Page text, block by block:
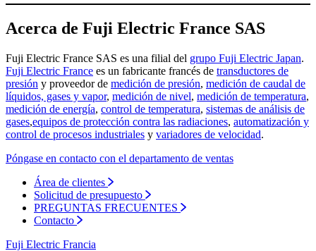
Acerca de Fuji Electric France SAS
Fuji Electric France SAS es una filial del grupo Fuji Electric Japan.
Fuji Electric France es un fabricante francés de transductores de
presión y proveedor de medición de presión, medición de caudal de
líquidos, gases y vapor, medición de nivel, medición de temperatura,
medición de energía, control de temperatura, sistemas de análisis de
gases,equipos de protección contra las radiaciones, automatización y
control de procesos industriales y variadores de velocidad.
Póngase en contacto con el departamento de ventas
Área de clientes
Solicitud de presupuesto
PREGUNTAS FRECUENTES
Contacto
Fuji Electric Francia